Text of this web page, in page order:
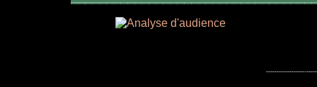
-------------------